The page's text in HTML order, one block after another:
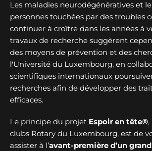
Les maladies neurodégénératives et
personnes touchées par des troubles
continuer à croître dans les années à
travaux de recherche suggèrent
des moyens de prévention et des
l'Université du Luxembourg, en
scientifiques internationaux
recherches afin de développer des
efficaces.
Le principe du projet Espoir en tête®
clubs Rotary du Luxembourg, est de
assister à l’avant-première d’un